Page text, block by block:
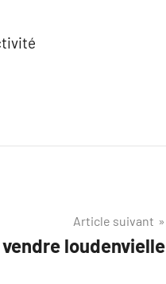
Article suivant
loudenvielle